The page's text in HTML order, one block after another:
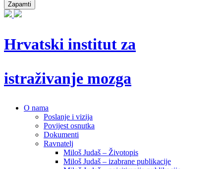
Zapamti
Hrvatski institut za
istraživanje mozga
O nama
Poslanje i vizija
Povijest osnutka
Dokumenti
Ravnatelj
Miloš Judaš – Životopis
Miloš Judaš – izabrane publikacije